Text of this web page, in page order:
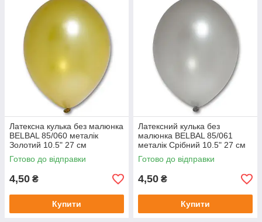
Латексна кулька без малюнка
BELBAL 85/060 металік
Золотий 10.5" 27 см
Готово до відправки
4,50 ₴
Купити
Латексний кулька без
малюнка BELBAL 85/061
металік Срібний 10.5" 27 см
Готово до відправки
4,50 ₴
Купити